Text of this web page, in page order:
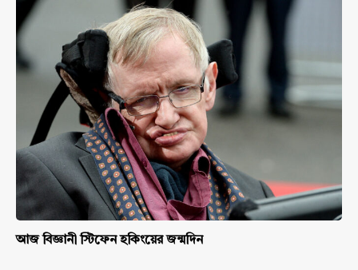
আজ বিজ্ঞানী স্টিফেন হকিংয়ের জন্মদিন